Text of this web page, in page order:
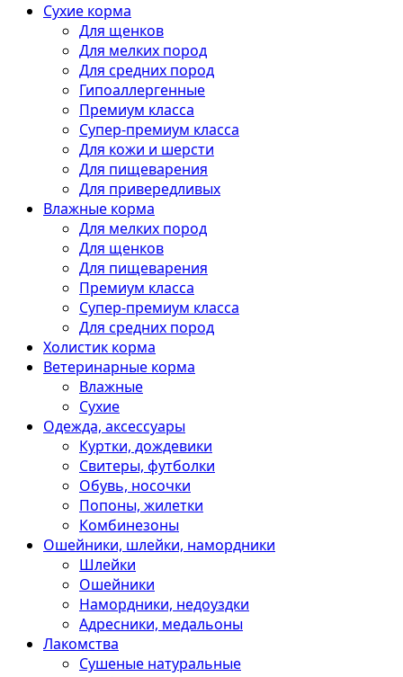
Сухие корма
Для щенков
Для мелких пород
Для средних пород
Гипоаллергенные
Премиум класса
Супер-премиум класса
Для кожи и шерсти
Для пищеварения
Для привередливых
Влажные корма
Для мелких пород
Для щенков
Для пищеварения
Премиум класса
Супер-премиум класса
Для средних пород
Холистик корма
Ветеринарные корма
Влажные
Сухие
Одежда, аксессуары
Куртки, дождевики
Свитеры, футболки
Обувь, носочки
Попоны, жилетки
Комбинезоны
Ошейники, шлейки, намордники
Шлейки
Ошейники
Намордники, недоуздки
Адресники, медальоны
Лакомства
Сушеные натуральные